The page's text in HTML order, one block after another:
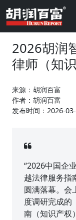
2026胡润
律师（知识
来源：胡润百富
作者：胡润百富
发布时间：2026-
“2026中国企
越法律服务指
圆满落幕。会
度调研完成的
南（知识产权